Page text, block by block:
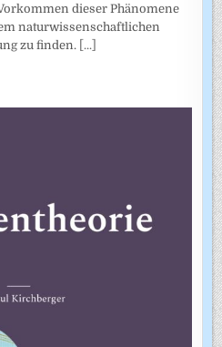
dieser Phänomene
naturwissenschaftlichen
zu finden. [...]